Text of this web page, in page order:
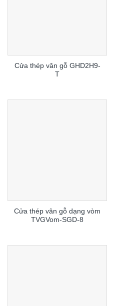
Cửa thép vân gỗ GHD2H9-
T
Cửa thép vân gỗ dạng vòm
TVGVom-SGD-8